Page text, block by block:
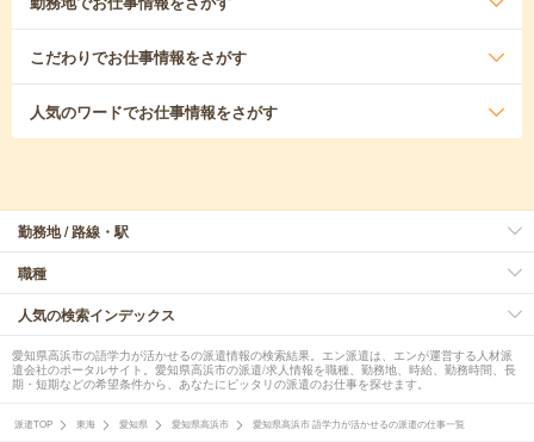
こだわりでお仕事情報をさがす
人気のワードでお仕事情報をさがす
勤務地 / 路線・駅
職種
人気の検索インデックス
愛知県高浜市の語学力が活かせるの派遣情報の検索結果。エン派遣は、エンが運営する人材派
遣会社のポータルサイト。愛知県高浜市の派遣/求人情報を職種、勤務地、時給、勤務時間、長
期・短期などの希望条件から、あなたにピッタリの派遣のお仕事を探せます。
派遣TOP 東海 愛知県 愛知県高浜市 愛知県高浜市 語学力が活かせるの派遣の仕事一覧